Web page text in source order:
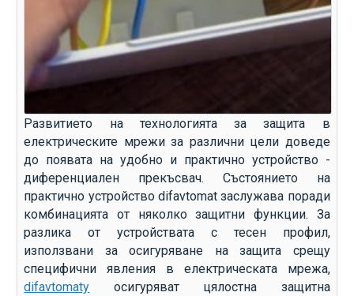
Развитието на технологията за защита в
електрическите мрежи за различни цели доведе
до появата на удобно и практично устройство -
диференциален прекъсвач. Състоянието на
практично устройство difavtomat заслужава поради
комбинацията от няколко защитни функции. За
разлика от устройствата с тесен профил,
използвани за осигуряване на защита срещу
специфични явления в електрическата мрежа,
difavtomaty осигуряват цялостна защитна